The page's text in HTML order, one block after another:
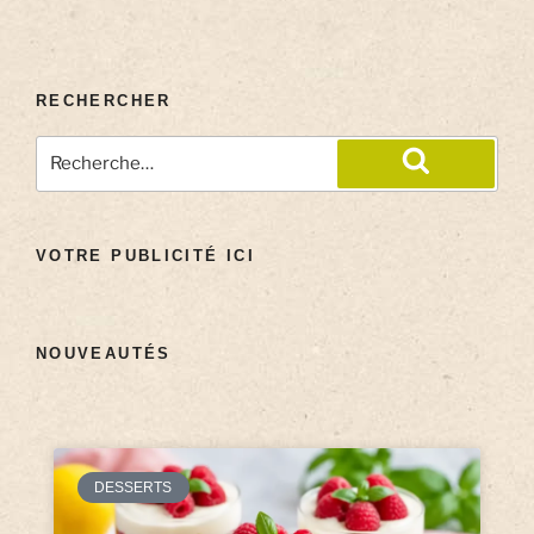
RECHERCHER
VOTRE PUBLICITÉ ICI
NOUVEAUTÉS
DESSERTS